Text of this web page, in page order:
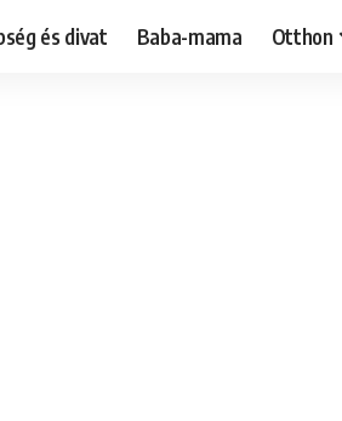
és divat Baba-mama Otthon